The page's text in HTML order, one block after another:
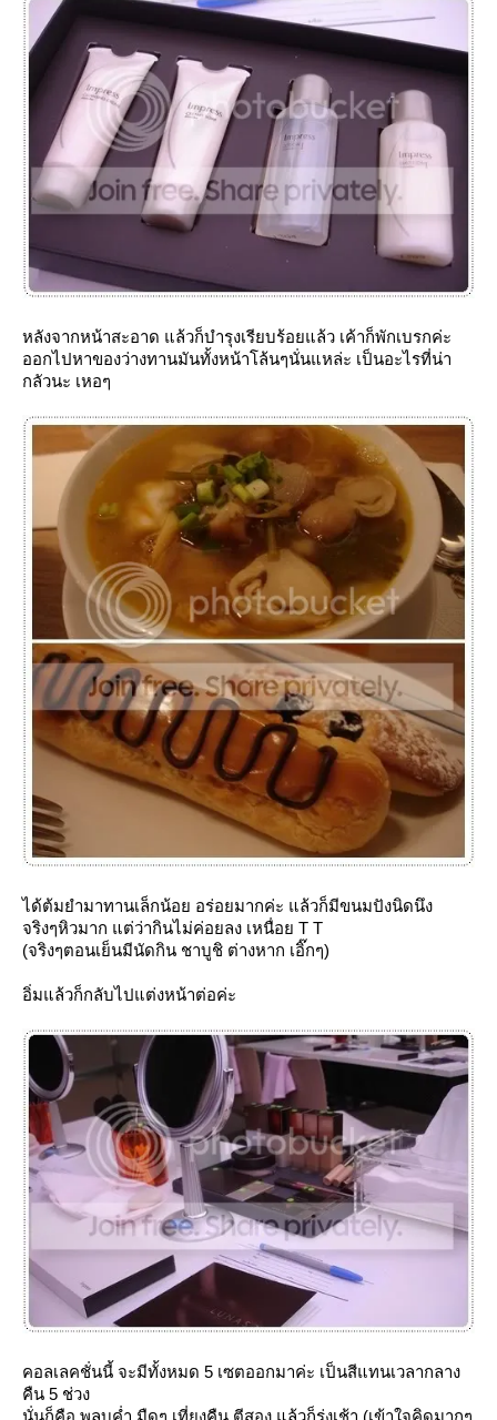
หลังจากหน้าสะอาด แล้วก็บำรุงเรียบร้อยแล้ว เค้าก็พักเบรกค่ะ
ออกไปหาของว่างทานมันทั้งหน้าโล้นๆนั่นแหล่ะ เป็นอะไรที่น่า
กลัวนะ เหอๆ
ได้ต้มยำมาทานเล็กน้อย อร่อยมากค่ะ แล้วก็มีขนมปังนิดนึง
จริงๆหิวมาก แต่ว่ากินไม่ค่อยลง เหนื่อย T T
(จริงๆตอนเย็นมีนัดกิน ชาบูชิ ต่างหาก เอิ๊กๆ)
อิ่มแล้วก็กลับไปแต่งหน้าต่อค่ะ
คอลเลคชั่นนี้ จะมีทั้งหมด 5 เซตออกมาค่ะ เป็นสีแทนเวลากลาง
คืน 5 ช่วง